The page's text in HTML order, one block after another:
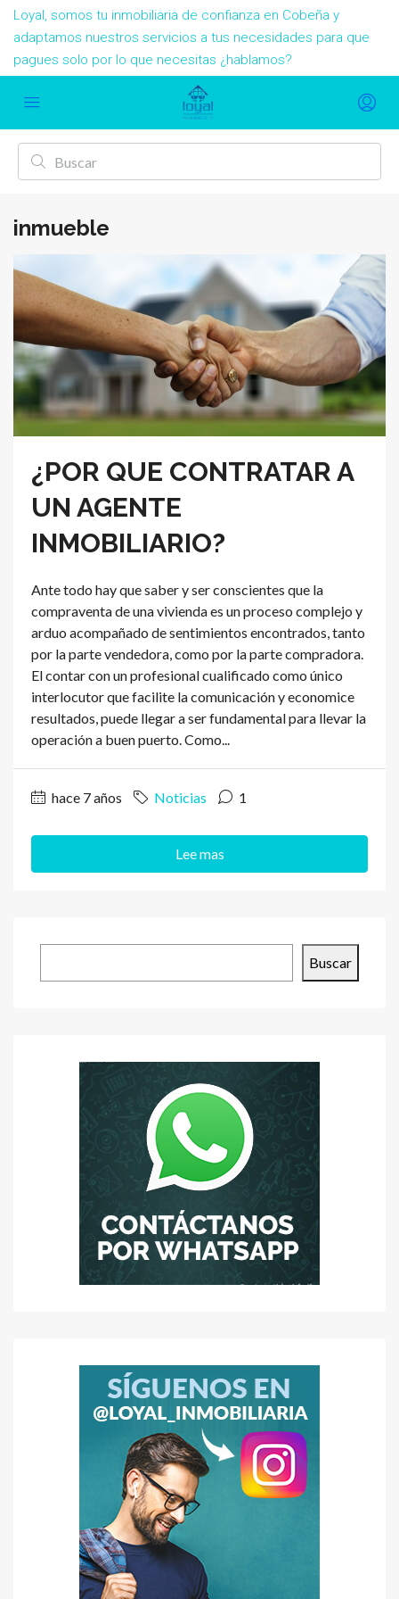
Loyal, somos tu inmobiliaria de confianza en Cobeña y
adaptamos nuestros servicios a tus necesidades para que
pagues solo por lo que necesitas ¿hablamos?
inmueble
¿POR QUE CONTRATAR A
UN AGENTE
INMOBILIARIO?
Ante todo hay que saber y ser conscientes que la
compraventa de una vivienda es un proceso complejo y
arduo acompañado de sentimientos encontrados, tanto
por la parte vendedora, como por la parte compradora.
El contar con un profesional cualificado como único
interlocutor que facilite la comunicación y economice
resultados, puede llegar a ser fundamental para llevar la
operación a buen puerto. Como...
hace 7 años Noticias 1
Lee mas
Buscar